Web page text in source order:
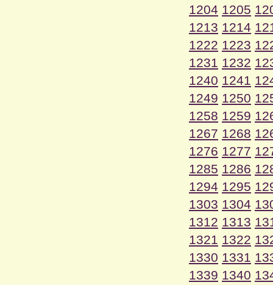
1204 1205
1213 1214
1222 1223
1231 1232
1240 1241
1249 1250
1258 1259
1267 1268
1276 1277
1285 1286
1294 1295
1303 1304
1312 1313
1321 1322
1330 1331
1339 1340